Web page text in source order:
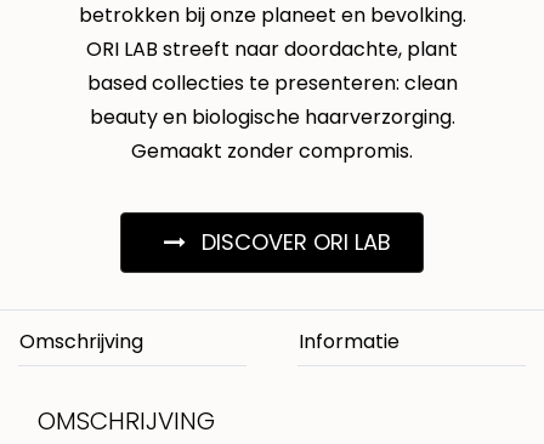
betrokken bij onze planeet en bevolking.
ORI LAB streeft naar doordachte, plant
based collecties te presenteren: clean
beauty en biologische haarverzorging.
Gemaakt zonder compromis.
DISCOVER ORI LAB
Omschrijving
OMSCHRIJVING